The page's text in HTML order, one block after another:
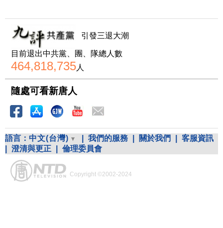
引發三退大潮
目前退出中共黨、團、隊總人數
464,818,735人
隨處可看新唐人
語言： 中文(台灣) 我們的服務 關於我們
客服資訊
澄清與更正 倫理委員會
Copyright ©2002-2024